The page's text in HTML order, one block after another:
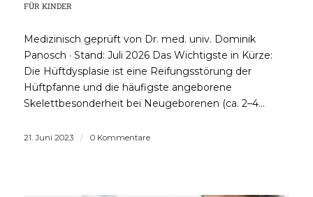
FÜR KINDER
Medizinisch geprüft von Dr. med. univ. Dominik
Panosch · Stand: Juli 2026 Das Wichtigste in Kürze:
Die Hüftdysplasie ist eine Reifungsstörung der
Hüftpfanne und die häufigste angeborene
Skelettbesonderheit bei Neugeborenen (ca. 2–4…
21. Juni 2023 / 0 Kommentare